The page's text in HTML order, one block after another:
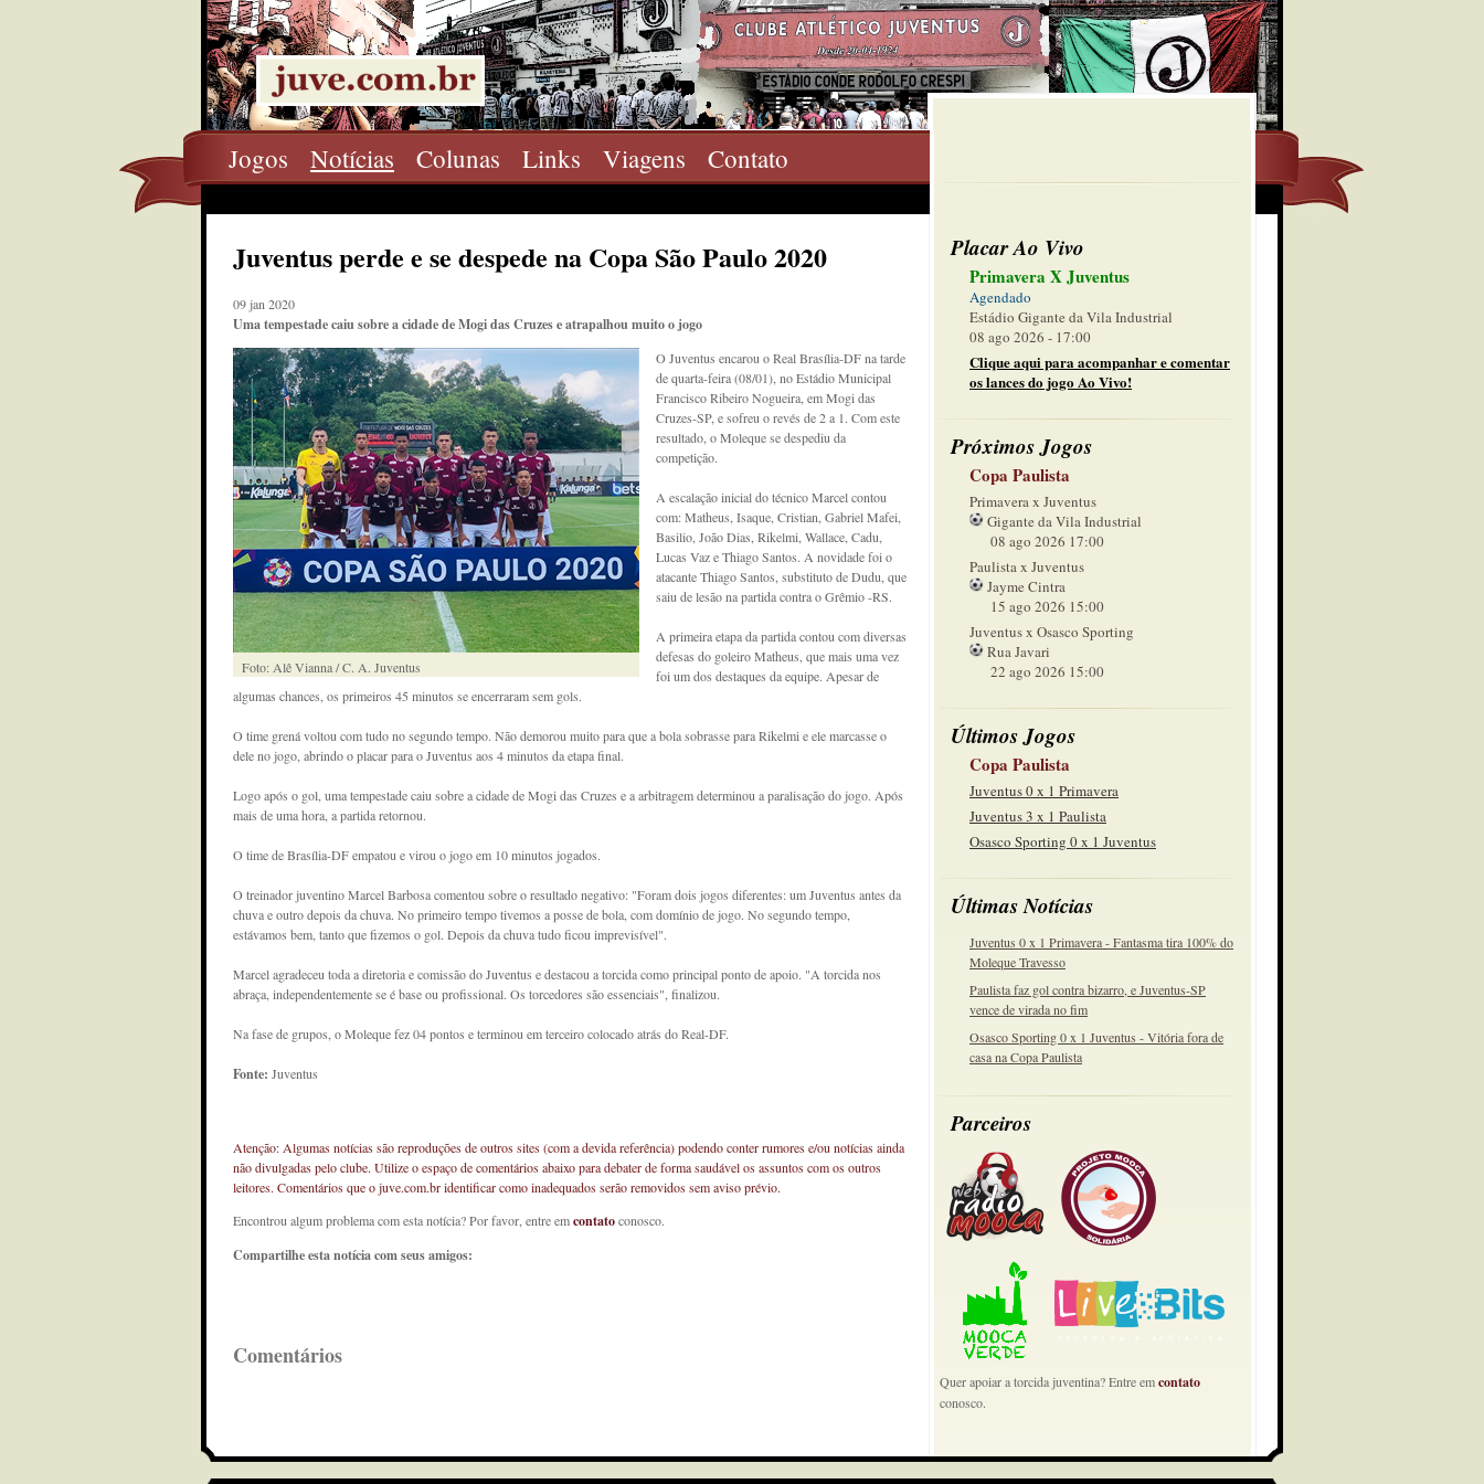
Jogos Notícias Colunas Links Viagens Contato
Placar Ao Vivo
Primavera X Juventus
Agendado
Estádio Gigante da Vila Industrial
08 ago 2026 - 17:00
Clique aqui para acompanhar e comentar
os lances do jogo Ao Vivo!
Próximos Jogos
Copa Paulista
Primavera x Juventus
Gigante da Vila Industrial
08 ago 2026 17:00
Paulista x Juventus
Jayme Cintra
15 ago 2026 15:00
Juventus x Osasco Sporting
Rua Javari
22 ago 2026 15:00
Últimos Jogos
Copa Paulista
Juventus 0 x 1 Primavera
Juventus 3 x 1 Paulista
Osasco Sporting 0 x 1 Juventus
Últimas Notícias
Juventus 0 x 1 Primavera - Fantasma tira 100% do
Moleque Travesso
Paulista faz gol contra bizarro, e Juventus-SP
vence de virada no fim
Osasco Sporting 0 x 1 Juventus - Vitória fora de
casa na Copa Paulista
Parceiros
Quer apoiar a torcida juventina? Entre emcontato
conosco.
Juventus perde e se despede na Copa São Paulo 2020
09 jan 2020
Uma tempestade caiu sobre a cidade de Mogi das Cruzes e atrapalhou muito o jogo
Foto: Alê Vianna / C. A. Juventus
O Juventus encarou o Real Brasília-DF na tarde
de quarta-feira (08/01), no Estádio Municipal
Francisco Ribeiro Nogueira, em Mogi das
Cruzes-SP, e sofreu o revés de 2 a 1. Com este
resultado, o Moleque se despediu da
competição.
A escalação inicial do técnico Marcel contou
com: Matheus, Isaque, Cristian, Gabriel Mafei,
Basilio, João Dias, Rikelmi, Wallace, Cadu,
Lucas Vaz e Thiago Santos. A novidade foi o
atacante Thiago Santos, substituto de Dudu, que
saiu de lesão na partida contra o Grêmio -RS.
A primeira etapa da partida contou com diversas
defesas do goleiro Matheus, que mais uma vez
foi um dos destaques da equipe. Apesar de
algumas chances, os primeiros 45 minutos se encerraram sem gols.
O time grená voltou com tudo no segundo tempo. Não demorou muito para que a bola sobrasse para Rikelmi e ele marcasse o
dele no jogo, abrindo o placar para o Juventus aos 4 minutos da etapa final.
Logo após o gol, uma tempestade caiu sobre a cidade de Mogi das Cruzes e a arbitragem determinou a paralisação do jogo. Após
mais de uma hora, a partida retornou.
O time de Brasília-DF empatou e virou o jogo em 10 minutos jogados.
O treinador juventino Marcel Barbosa comentou sobre o resultado negativo: "Foram dois jogos diferentes: um Juventus antes da
chuva e outro depois da chuva. No primeiro tempo tivemos a posse de bola, com domínio de jogo. No segundo tempo,
estávamos bem, tanto que fizemos o gol. Depois da chuva tudo ficou imprevisível".
Marcel agradeceu toda a diretoria e comissão do Juventus e destacou a torcida como principal ponto de apoio. "A torcida nos
abraça, independentemente se é base ou profissional. Os torcedores são essenciais", finalizou.
Na fase de grupos, o Moleque fez 04 pontos e terminou em terceiro colocado atrás do Real-DF.
Fonte: Juventus
Atenção: Algumas notícias são reproduções de outros sites (com a devida referência) podendo conter rumores e/ou notícias ainda
não divulgadas pelo clube. Utilize o espaço de comentários abaixo para debater de forma saudável os assuntos com os outros
leitores. Comentários que o juve.com.br identificar como inadequados serão removidos sem aviso prévio.
Encontrou algum problema com esta notícia? Por favor, entre emcontatoconosco.
Compartilhe esta notícia com seus amigos:
Comentários